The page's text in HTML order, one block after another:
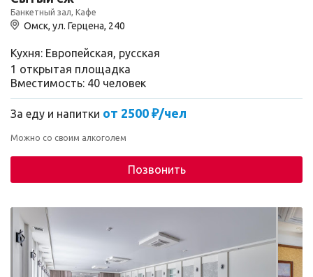
Банкетный зал, Кафе
Омск, ул. Герцена, 240
Кухня: Европейская, русская
1 открытая площадка
Вместимость: 40 человек
За еду и напитки от 2500 ₽/чел
Можно со своим алкоголем
Позвонить